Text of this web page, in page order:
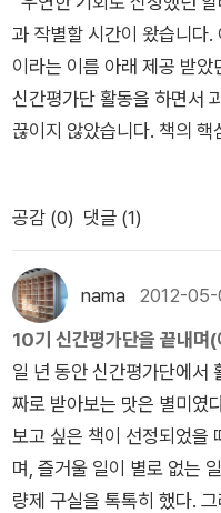
는 사회의 차이를 생각했
을 만큼 강한 매력을 느꼈
척이 한층 더 근원적으로
지 않는 것이 더 크다. 더 깊
더 미묘하다. 더 신비하다.
원적이다. 더 영적이다. 호
사진과 글1996년 8월 8일
감동적인 책 호시노 미치오
심지어 바람마저도 영혼을
보듯 인간을 응시한다.' 나는
응시를 느끼나?- 약초를 따
몸을 식물과 같은 차원으로
을 거는 것도 중요해. 그렇
었을 때 숲속에 들어가면,
기가 있는 곳으로 나를 이끌
법 발의 연기…대전·충남
m/article/056/
통령 “‘설탕세’는 가짜뉴
ws.naver.com/article/
news트럼프 '마두로 체포
불능'https://
65027?sid=104장동혁, 당
가인데 현금 살포'(종합
rticle/003/
심령사같은 느낌을 주거든
간 그렇구요. 우리가 가지
지 전 모르겠습니다. 그저
론 그렇다고 그런 것들을 다
것들을 생각해보고 말해보
상업적으로 마구 남발되고
죠.이 책에서 보면 영적이라
가분이 직접 만든 책이 아
기에는 글들이 정리가 덜 된
품이 아니라 그저 완성품을
거죠. 아직 가공이 덜 된 상
이 듭니다. 제가 좋아했던
할 생각이긴 합니다만 좋아
새로운 책을 만들지 못하겠
고 있는 여행하는 나무가 이
과 작별할 시간이 왔습니다
이라는 이름 아래 제공 받았
신간평가단 활동을 하면서
끊이지 않았습니다. 책의 핵
다. 서평 기간을 지키기 위
로 좌충우돌도 해보았고, 아
그런데 마지막 서평을 서재
요. 이 여행도 그럭저럭 잘
가단 활동을 하면서 '나는
걸까?' 라는 의문이 들었습
려움을 만날 때면 종종 들
로 활동할 자격이 있는건가
아성찰(!)의 필요성을 제시
공감 (0) 댓글 (1)
nama 2012-05-
10기 신간평가단을 끝내며
일 년 동안 신간평가단에서
짜로 받아보는 맛은 별미였
보고 싶은 책이 선정되었을
며, 즐거울 일이 별로 없는
량제 구실을 톡톡히 했다.